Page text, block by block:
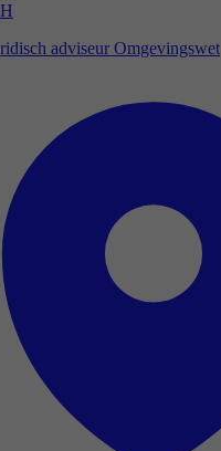
adviseur Omgevingswet